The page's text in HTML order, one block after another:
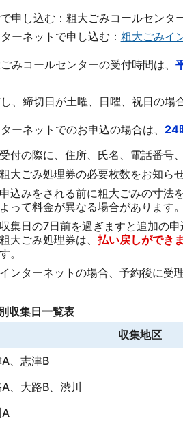
申し込む：粗大ごみコールセンタ
ーネットで申し込む： 粗大ごみイ
みコールセンターの受付時間は、
、締切日が土曜、日曜、祝日の場
ーネットでのお申込の場合は、 24
受付の際に、住所、氏名、電話番号
粗大ごみ処理券の必要枚数をお知らせ
申込みをされる前に粗大ごみの寸法
よって料金が異なる場合があります。
収集日の7日前を過ぎますと追加の
粗大ごみ処理券は、 払い戻しができ
す。
インターネットの場合、予約後に受
収集日一覧表
収集地区
、志津B
、大路B、渋川
A